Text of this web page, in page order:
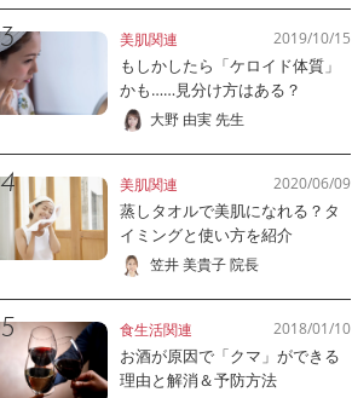
美肌関連 2019/10/15
もしかしたら「ケロイド体質」
かも……見分け方はある？
大野 由実 先生
美肌関連 2020/06/09
蒸しタオルで美肌になれる？タ
イミングと使い方を紹介
笠井 美貴子 院長
食生活関連 2018/01/10
お酒が原因で「クマ」ができる
理由と解消＆予防方法